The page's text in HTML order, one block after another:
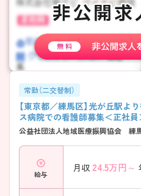
常勤（二交替制）
【東京都／練馬区】光が丘駅よ
ス病院での看護師募集＜正社員
公益社団法人地域医療振興協会 練
給与
月収 24.5万円～